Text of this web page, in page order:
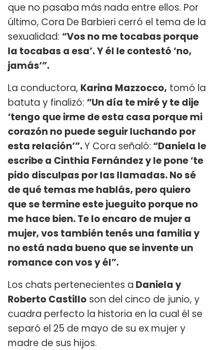
que no pasaba más nada entre ellos. Por
último, Cora De Barbieri cerró el tema de la
sexualidad: “Vos no me tocabas porque
la tocabas a esa’. Y él le contestó ‘no,
jamás’”.
La conductora, Karina Mazzocco, tomó la
batuta y finalizó: “Un día te miré y te dije
‘tengo que irme de esta casa porque mi
corazón no puede seguir luchando por
esta relación’”.Y Cora señaló: “Daniela le
escribe a Cinthia Fernández y le pone ‘te
pido disculpas por las llamadas. No sé
de qué temas me hablás, pero quiero
que se termine este jueguito porque no
me hace bien. Te lo encaro de mujer a
mujer, vos también tenés una familia y
no está nada bueno que se invente un
romance con vos y él”.
Los chats pertenecientes a Daniela y
Roberto Castillo son del cinco de junio, y
cuadra perfecto la historia en la cual él se
separó el 25 de mayo de su ex mujer y
madre de sus hijos.